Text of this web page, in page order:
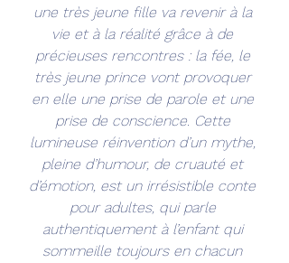
une très jeune fille va revenir à la
vie et à la réalité grâce à de
précieuses rencontres : la fée, le
très jeune prince vont provoquer
en elle une prise de parole et une
prise de conscience. Cette
lumineuse réinvention d’un mythe,
pleine d’humour, de cruauté et
d’émotion, est un irrésistible conte
pour adultes, qui parle
authentiquement à l’enfant qui
sommeille toujours en chacun